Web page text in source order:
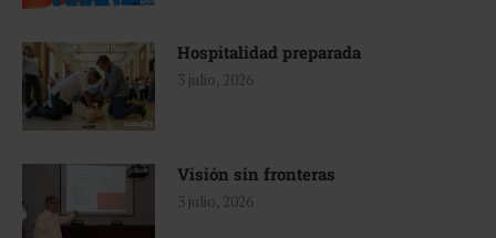
Hospitalidad preparada
3 julio, 2026
Visión sin fronteras
3 julio, 2026